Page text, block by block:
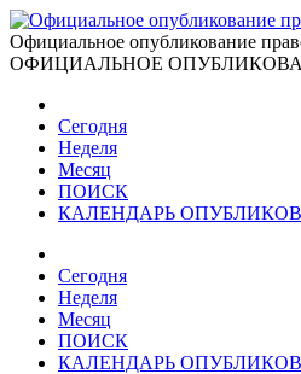
Официальное опубликование
ОФИЦИАЛЬНОЕ
Сегодня
Неделя
Месяц
ПОИСК
КАЛЕНДАРЬ
Сегодня
Неделя
Месяц
ПОИСК
КАЛЕНДАРЬ